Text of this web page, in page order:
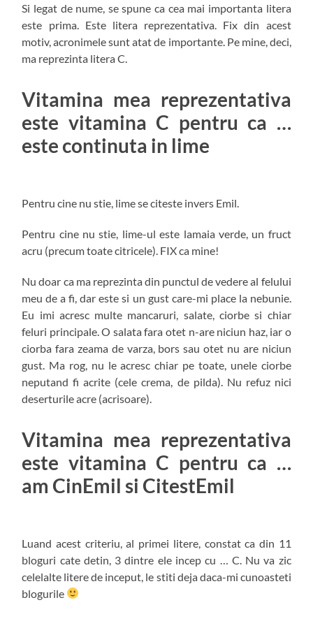
Si legat de nume, se spune ca cea mai importanta litera
este prima. Este litera reprezentativa. Fix din acest
motiv, acronimele sunt atat de importante. Pe mine, deci,
ma reprezinta litera C.
Vitamina mea reprezentativa
este vitamina C pentru ca …
este continuta in lime
Pentru cine nu stie, lime se citeste invers Emil.
Pentru cine nu stie, lime-ul este lamaia verde, un fruct
acru (precum toate citricele). FIX ca mine!
Nu doar ca ma reprezinta din punctul de vedere al felului
meu de a fi, dar este si un gust care-mi place la nebunie.
Eu imi acresc multe mancaruri, salate, ciorbe si chiar
feluri principale. O salata fara otet n-are niciun haz, iar o
ciorba fara zeama de varza, bors sau otet nu are niciun
gust. Ma rog, nu le acresc chiar pe toate, unele ciorbe
neputand fi acrite (cele crema, de pilda). Nu refuz nici
deserturile acre (acrisoare).
Vitamina mea reprezentativa
este vitamina C pentru ca …
am CinEmil si CitestEmil
Luand acest criteriu, al primei litere, constat ca din 11
bloguri cate detin, 3 dintre ele incep cu … C. Nu va zic
celelalte litere de inceput, le stiti deja daca-mi cunoasteti
blogurile